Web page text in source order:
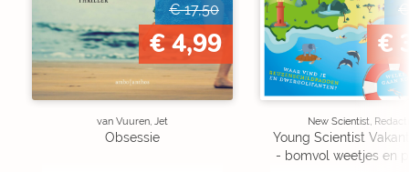
€ 17,50
€ 4,99
van Vuuren, Jet
Obsessie
€
New Scientist,
Young Scientist
- bomvol weetjes en